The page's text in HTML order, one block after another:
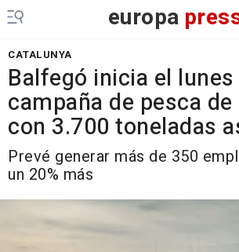
europa
CATALUNYA
Balfegó inicia el
campaña de pesca
con 3.700 toneladas
Prevé generar más de 350
un 20% más